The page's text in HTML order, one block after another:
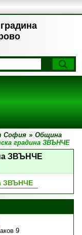
София » Община
градина ЗВЪНЧЕ
ЗВЪНЧЕ
ЗВЪНЧЕ
9